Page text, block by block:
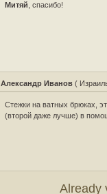
Митяй , спасибо!
Александр Иванов (
Стежки на ватных брюках,
(второй даже лучше) в
Already